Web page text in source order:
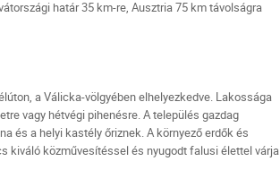
határ 35 km-re, Ausztria 75 km távolságra
a Válicka-völgyében elhelyezkedve. Lakossága
vagy hétvégi pihenésre. A település gazdag
és a helyi kastély őriznek. A környező erdők és
kiváló közművesítéssel és nyugodt falusi élettel várja